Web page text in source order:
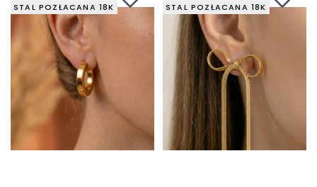
STAL POZŁACANA 18K
STAL POZŁACANA 18K